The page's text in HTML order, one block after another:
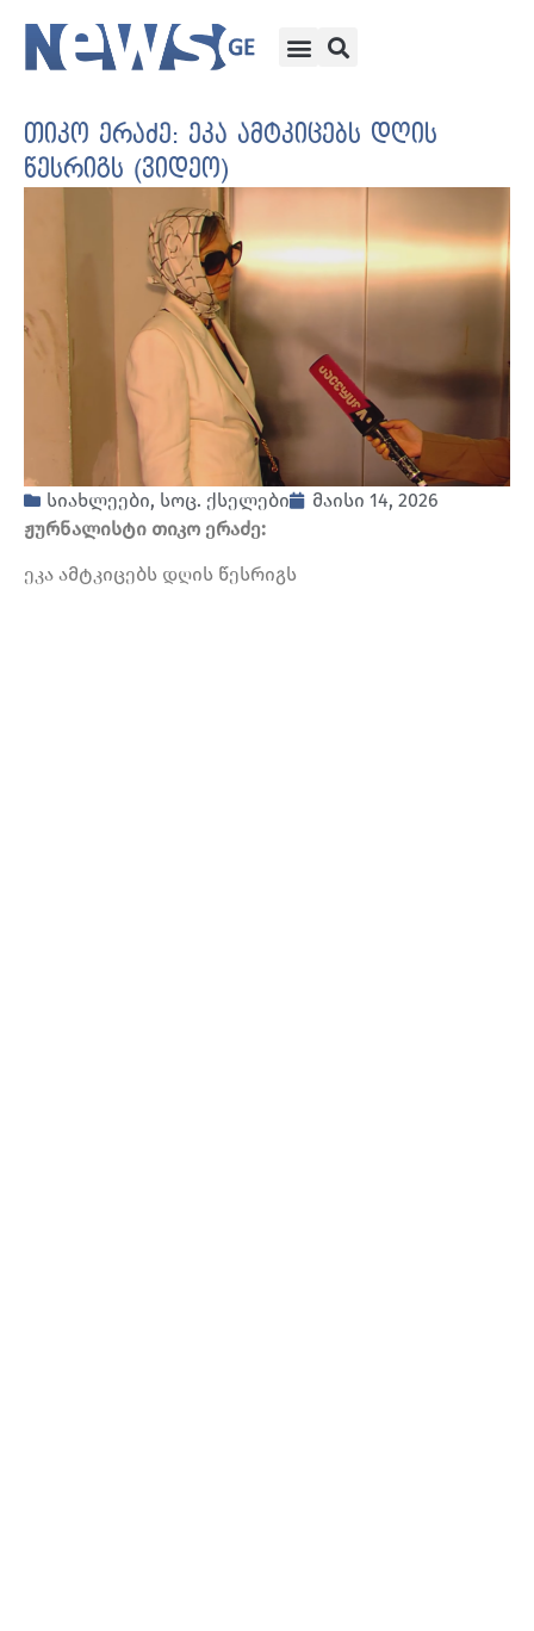
თიკო ერაძე: ეკა ამტკიცებს დღის
წესრიგს (ვიდეო)
სიახლეები, სოც. ქსელები
მაისი 14, 2026
ჟურნალისტი თიკო ერაძე:
ეკა ამტკიცებს დღის წესრიგს